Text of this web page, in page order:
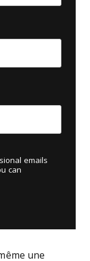
emails
can
une